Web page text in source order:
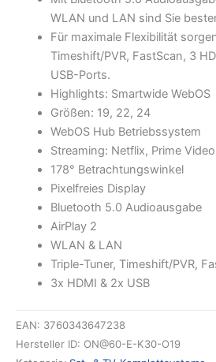
WLAN und LAN sind Sie
Für maximale Flexibilität
Timeshift/PVR, FastScan, 3
USB-Ports.
Highlights: Smartwide WebOS
Größen: 19, 22, 24
WebOS Hub Betriebssystem
Streaming: Netflix, Prime
178° Betrachtungswinkel
Pixelfreies Display
Bluetooth 5.0 Audioausgabe
AirPlay 2
WLAN & LAN
Triple-Tuner, Timeshift/PVR,
3x HDMI & 2x USB
EAN: 3760343647238
Hersteller ID: ON@60-E-K30-O19